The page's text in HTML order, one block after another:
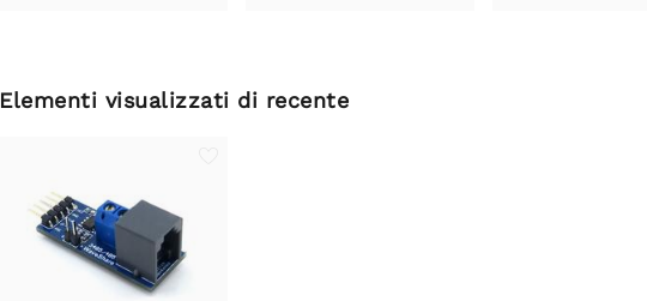
Elementi visualizzati di recente